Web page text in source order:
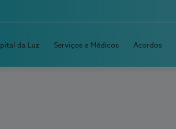
da Luz Serviços e Médicos Acordos